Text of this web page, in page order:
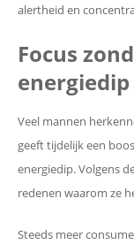
alertheid en
Focus
energiedip
Veel mannen
geeft tijdelijk een
energiedip. Volgens
redenen waarom ze
Steeds meer